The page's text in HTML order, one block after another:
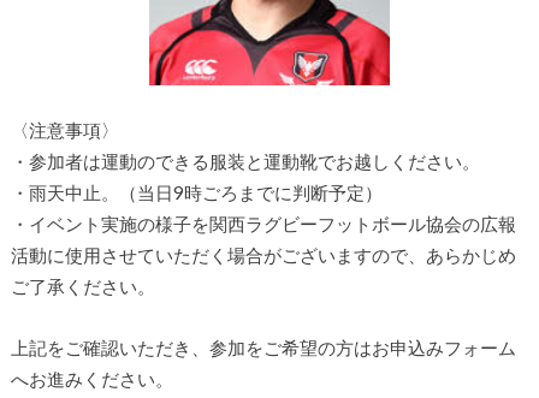
〈注意事項〉
・参加者は運動のできる服装と運動靴でお越しください。
・雨天中止。（当日9時ごろまでに判断予定）
・イベント実施の様子を関西ラグビーフットボール協会の広報
活動に使用させていただく場合がございますので、あらかじめ
ご了承ください。
上記をご確認いただき、参加をご希望の方はお申込みフォーム
へお進みください。